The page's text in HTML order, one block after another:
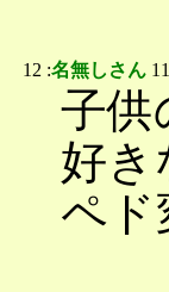
12 :名無しさん
子供
好き
ペド